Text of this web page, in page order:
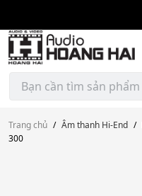
content
Tìm
kiếm:
Trang chủ / Âm thanh Hi-End /
300